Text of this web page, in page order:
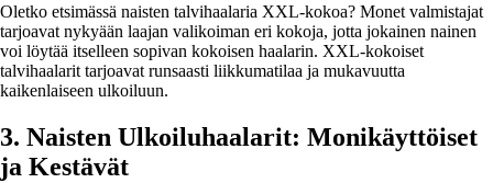
Oletko etsimässä naisten talvihaalaria XXL-kokoa? Monet valmistajat
tarjoavat nykyään laajan valikoiman eri kokoja, jotta jokainen nainen
voi löytää itselleen sopivan kokoisen haalarin. XXL-kokoiset
talvihaalarit tarjoavat runsaasti liikkumatilaa ja mukavuutta
kaikenlaiseen ulkoiluun.
3. Naisten Ulkoiluhaalarit: Monikäyttöiset
ja Kestävät